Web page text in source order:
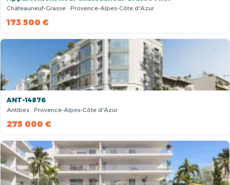
Châteauneuf-Grasse · Provence-Alpes-Côte d'Azur
173 500 €
ANT-14876
Antibes · Provence-Alpes-Côte d'Azur
275 000 €